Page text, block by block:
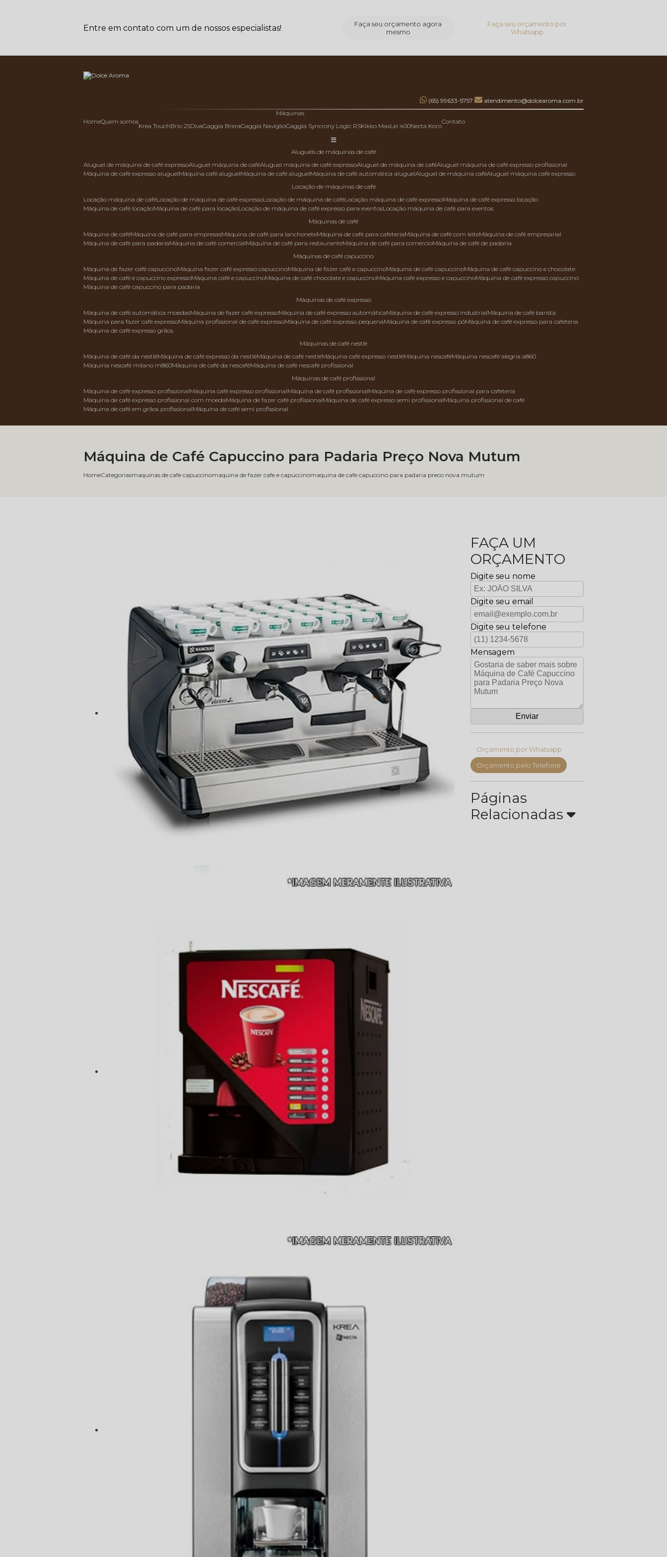
Entre em contato com um de nossos especialistas!
Faça seu orçamento agora
mesmo
Faça seu orçamento por
Whatsapp
(65) 99633-5757 atendimento@dolcearoma.com.br
Home Quem somos
Máquinas
Krea Touch
Brio 25 Diva Gaggia Brera Gaggia Naviglio Gaggia Syncrony Logic RS Kikko Max Lei 400 Necta Koro
Contato
aluguéis de máquinas de café
aluguel de máquina de café expresso aluguel máquina de café aluguel máquina de café expresso aluguel de máquina de café aluguel máquina de café expresso profissional
máquina de café expresso aluguel
máquina café aluguel máquina de café aluguel máquina de café automática aluguel aluguel de máquina café aluguel máquina café expresso
locação de máquinas de café
locação máquina de café locação de máquina de café expresso locação de máquina de café locação máquina de café expresso
máquina de café expresso locação
máquina de café locação
máquina de café para locação locação de máquina de café expresso para eventos locação máquina de café para eventos
máquinas de café
máquina de café
máquina de café para empresas máquina de café para lanchonete máquina de café para cafeteria máquina de café com leite
máquina de café empresarial
máquina de café para padaria
máquina de café comercial máquina de café para restaurante máquina de café para comércio
máquina de café de padaria
máquinas de café capuccino
máquina de fazer café capuccino
máquina fazer café expresso capuccino máquina de fazer café e capuccino máquina de café capuccino
máquina de café capuccino e chocolate
máquina de café e capuccino expresso
máquina café e capuccino máquina de café chocolate e capuccino máquina café expresso e capuccino
máquina de café expresso capuccino
máquina de café capuccino para padaria
máquinas de café expresso
máquina de café automática moedas
máquina de fazer café expresso máquina de café expresso automática máquina de café expresso industrial
máquina de café barista
máquina para fazer café expresso
máquina profissional de café expresso máquina de café expresso pequena máquina de café expresso pó
máquina de café expresso para cafeteria
máquina de café expresso grãos
máquinas de café nestlé
máquina de café da nestlé
máquina de café expresso da nestlé máquina de café nestlé máquina café expresso nestlé máquina nescafé
máquina nescafé alegria a860
máquina nescafé milano m860
máquina de café da nescafé
máquina de café nescafé profissional
máquinas de café profissional
máquina de café expresso profissional
máquina café expresso profissional máquina de café profissional
máquina de café expresso profissional para cafeteria
máquina de café expresso profissional com moeda
máquina de fazer café profissional máquina de café expresso semi profissional
máquina profissional de café
máquina de café em grãos profissional
máquina de café semi profissional
HomeCategoriasmaquinas de cafe capuccinomaquina de fazer cafe e capuccinomaquina de cafe capuccino para padaria preco nova mutum
Máquina de Café Capuccino para Padaria Preço Nova Mutum
FAÇA UM
ORÇAMENTO
Digite seu nome
Digite seu email
Digite seu telefone
Mensagem
Orçamento por Whatsapp
Orçamento pelo Telefone
Páginas
Relacionadas